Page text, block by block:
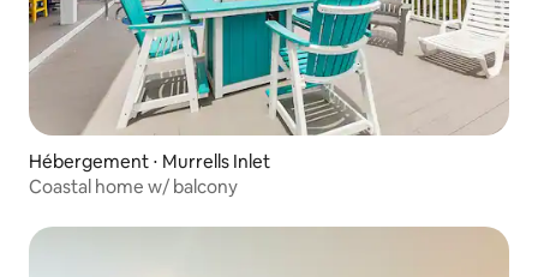
Hébergement ⋅ Murrells Inlet
Coastal home w/ balcony